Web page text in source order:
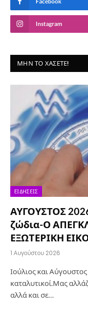
Instagram
ΜΗΝ ΤΟ ΧΆΣΕΤΕ!
ΕΙΔΉΣΕΙΣ
ΑΥΓΟΥΣΤΟΣ
ζώδια-Ο
ΕΞΩΤΕΡΙΚΗ
1 Αυγούστου 2026
Ιούλιος και
καταλυτικοί.Μας
αλλά και σε…